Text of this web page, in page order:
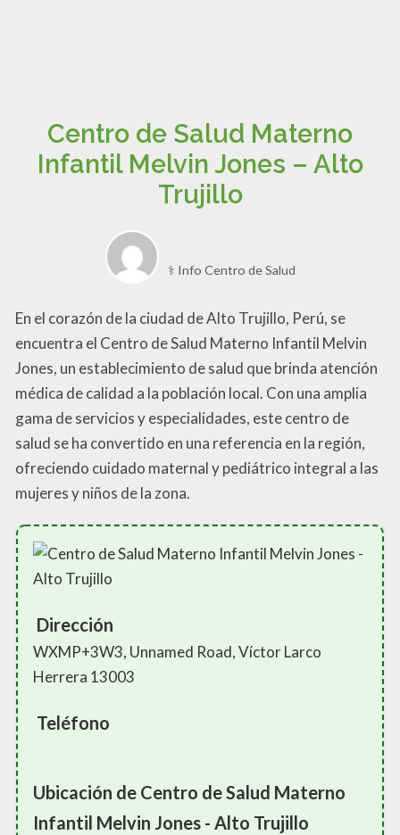
Centro de Salud Materno
Infantil Melvin Jones – Alto
Trujillo
⚕️ Info Centro de Salud
En el corazón de la ciudad de Alto Trujillo, Perú, se
encuentra el Centro de Salud Materno Infantil Melvin
Jones, un establecimiento de salud que brinda atención
médica de calidad a la población local. Con una amplia
gama de servicios y especialidades, este centro de
salud se ha convertido en una referencia en la región,
ofreciendo cuidado maternal y pediátrico integral a las
mujeres y niños de la zona.
Dirección
WXMP+3W3, Unnamed Road, Víctor Larco
Herrera 13003
Teléfono
Ubicación de Centro de Salud Materno
Infantil Melvin Jones - Alto Trujillo